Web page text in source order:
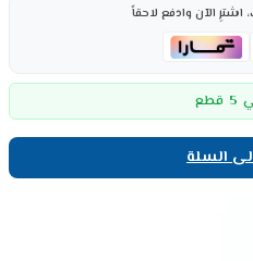
الآن وادفع لاحقاً
5 قطع
السلة